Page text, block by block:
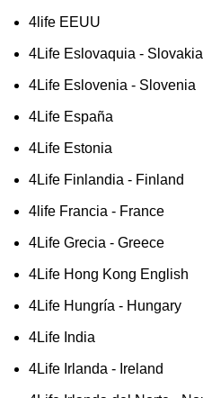
4life EEUU
4Life Eslovaquia - Slovakia
4Life Eslovenia - Slovenia
4Life España
4Life Estonia
4Life Finlandia - Finland
4life Francia - France
4Life Grecia - Greece
4Life Hong Kong English
4Life Hungría - Hungary
4Life India
4Life Irlanda - Ireland